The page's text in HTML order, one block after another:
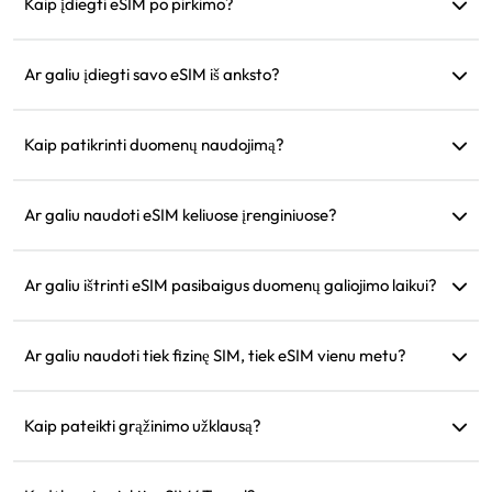
instrukcijas.
Ar galiu įdiegti savo eSIM iš anksto?
išvykstant, kad galėtumėte iš karto naudoti atvykus.
Kaip patikrinti duomenų naudojimą?
mūsų svetainėje.
Ar galiu naudoti eSIM keliuose įrenginiuose?
Norėdami perkelti, susisiekite su klientų aptarnavimu.
Ar galiu ištrinti eSIM pasibaigus duomenų galiojimo laikui?
regioną.
Ar galiu naudoti tiek fizinę SIM, tiek eSIM vienu metu?
išvengtumėte papildomų roamingo mokesčių už fizinę SIM
Kaip pateikti grąžinimo užklausą?